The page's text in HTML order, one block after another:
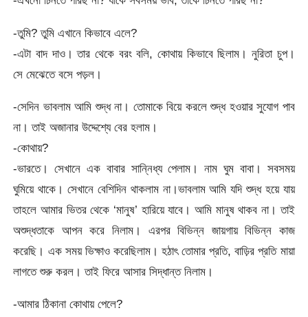
-তুমি? তুমি এখানে কিভাবে এলে?
-এটা বাদ দাও। তার থেকে বরং বলি, কোথায় কিভাবে ছিলাম। নুরিতা চুপ।
সে মেঝেতে বসে পড়ল।
-সেদিন ভাবলাম আমি শুদ্ধ না। তোমাকে বিয়ে করলে শুদ্ধ হওয়ার সুযোগ পাব
না। তাই অজানার উদ্দেশ্যে বের হলাম।
-কোথায়?
-ভারতে। সেখানে এক বাবার সান্নিধ্য পেলাম। নাম ঘুম বাবা। সবসময়
ঘুমিয়ে থাকে। সেখানে বেশিদিন থাকলাম না।ভাবলাম আমি যদি শুদ্ধ হয়ে যায়
তাহলে আমার ভিতর থেকে ‘মানুষ’ হারিয়ে যাবে। আমি মানুষ থাকব না। তাই
অশুদ্ধতাকে আপন করে নিলাম। এরপর বিভিন্ন জায়গায় বিভিন্ন কাজ
করেছি। এক সময় ভিক্ষাও করেছিলাম। হঠাৎ তোমার প্রতি, বাড়ির প্রতি মায়া
লাগতে শুরু করল। তাই ফিরে আসার সিদ্ধান্ত নিলাম।
-আমার ঠিকানা কোথায় পেলে?